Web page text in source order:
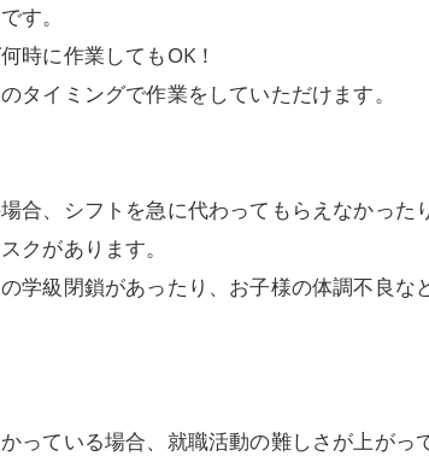
す。
時に作業してもOK！
タイミングで作業をしていただけます。
合、シフトを急に代わってもらえなかった
クがあります。
学級閉鎖があったり、お子様の体調不良
っている場合、就職活動の難しさが上がっ